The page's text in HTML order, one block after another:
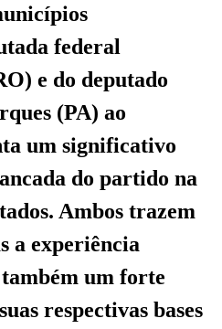
federal
e do deputado
(PA) ao
um significativo
do partido na
Ambos trazem
a experiência
um forte
respectivas bases